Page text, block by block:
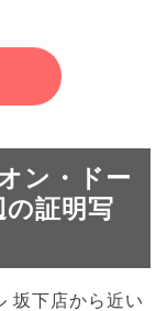
ン・ドー
証明写
坂下店から近い